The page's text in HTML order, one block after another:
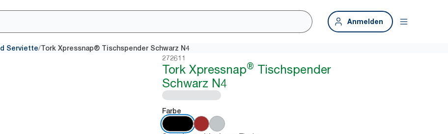
Anmelden
Serviette/Tork Xpressnap® Tischspender Schwarz N4
272611
Tork Xpressnap® Tischspender
Schwarz N4
Farbe